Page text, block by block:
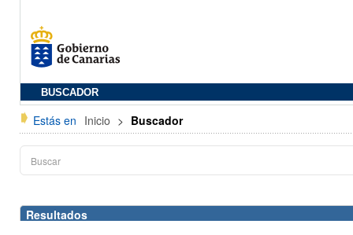
BUSCADOR
Estás en Inicio > Buscador
Resultados